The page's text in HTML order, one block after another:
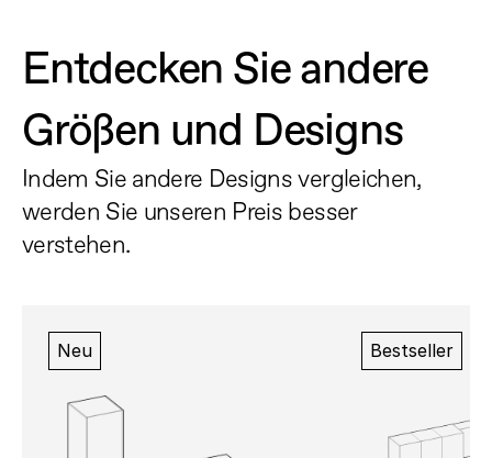
Entdecken Sie andere
Größen und Designs
Indem Sie andere Designs vergleichen,
werden Sie unseren Preis besser
verstehen.
Neu Bestseller